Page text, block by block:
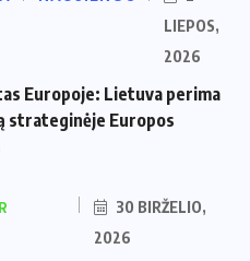
LIEPOS,
2026
Europoje: Lietuva perima
strateginėje Europos
30 BIRŽELIO,
2026